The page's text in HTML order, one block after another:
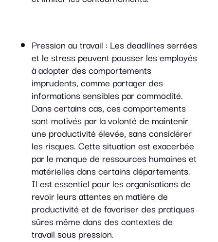
Pression au travail : Les deadlines serrées
et le stress peuvent pousser les employés
à adopter des comportements
imprudents, comme partager des
informations sensibles par commodité.
Dans certains cas, ces comportements
sont motivés par la volonté de maintenir
une productivité élevée, sans considérer
les risques. Cette situation est exacerbée
par le manque de ressources humaines et
matérielles dans certains départements.
Il est essentiel pour les organisations de
revoir leurs attentes en matière de
productivité et de favoriser des pratiques
sûres même dans des contextes de
travail sous pression.